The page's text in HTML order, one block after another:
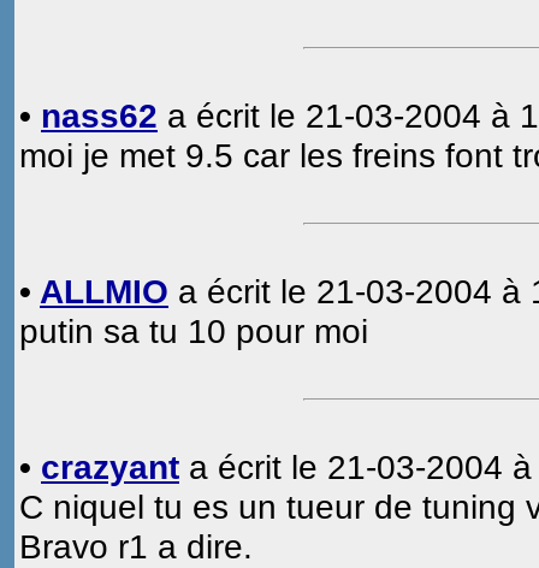
• nass62 a écrit le 21-03-2004 à
moi je met 9.5 car les freins font
• ALLMIO a écrit le 21-03-2004 à
putin sa tu 10 pour moi
• crazyant a écrit le 21-03-2004
C niquel tu es un tueur de tuning
Bravo r1 a dire.